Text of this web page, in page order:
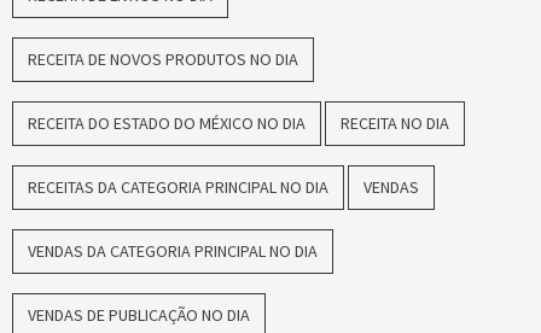
RECEITA DE NOVOS PRODUTOS NO DIA
RECEITA DO ESTADO DO MÉXICO NO DIA RECEITA NO DIA
RECEITAS DA CATEGORIA PRINCIPAL NO DIA VENDAS
VENDAS DA CATEGORIA PRINCIPAL NO DIA
VENDAS DE PUBLICAÇÃO NO DIA